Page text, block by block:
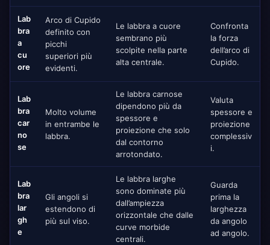
Lab
bra
a
cu
ore
Arco di Cupido
definito con
picchi
superiori più
evidenti.
Le labbra a cuore
sembrano più
scolpite nella parte
alta centrale.
Confronta
la forza
dell’arco di
Cupido.
Lab
bra
car
no
se
Molto volume
in entrambe le
labbra.
Le labbra carnose
dipendono più da
spessore e
proiezione che solo
dal contorno
arrotondato.
Valuta
spessore e
proiezione
complessiv
i.
Lab
bra
lar
gh
e
Gli angoli si
estendono di
più sul viso.
Le labbra larghe
sono dominate più
dall’ampiezza
orizzontale che dalle
curve morbide
centrali.
Guarda
prima la
larghezza
da angolo
ad angolo.